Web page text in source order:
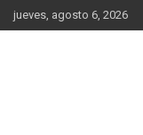
Saltar
al
jueves, agosto 6, 2026